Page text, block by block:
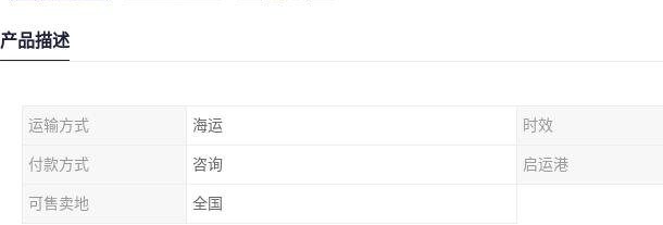
产品描述
运输方式 海运 时效
付款方式 咨询 启运港
可售卖地 全国